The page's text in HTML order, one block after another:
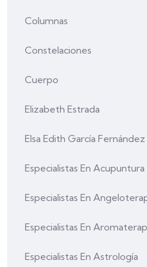
Columnas
Constelaciones
Cuerpo
Elizabeth Estrada
Elsa Edith García Fernández
Especialistas En Acupuntura
Especialistas En
Especialistas En
Especialistas En Astrología